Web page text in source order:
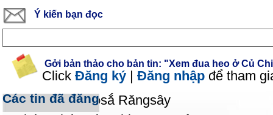
Ý kiến bạn đọc
Gởi bản thảo cho bản tin: "Xem đua heo ở Củ
Click Đăng ký | Đăng nhập để tham
Các tin đã đăng
Chùa Pitu Khôsắ Răngsây